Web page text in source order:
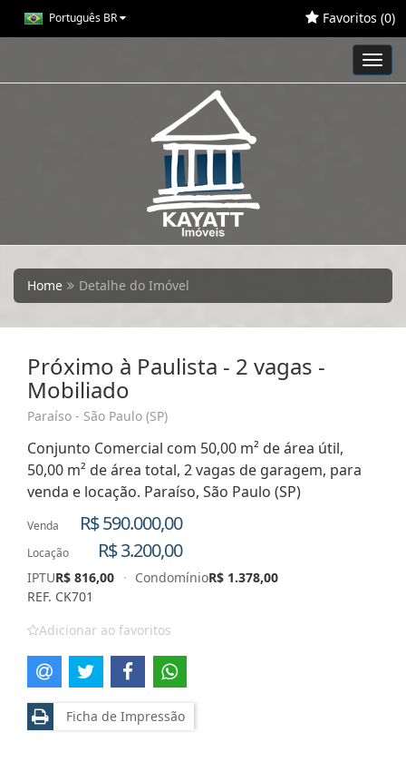
Português BR Favoritos (0)
Home Detalhe do Imóvel
Próximo à Paulista - 2 vagas -
Mobiliado
Paraíso - São Paulo (SP)
Conjunto Comercial com 50,00 m² de área útil,
50,00 m² de área total, 2 vagas de garagem, para
venda e locação. Paraíso, São Paulo (SP)
Venda R$ 590.000,00
Locação R$ 3.200,00
IPTUR$ 816,00 · CondomínioR$ 1.378,00
REF. CK701
Adicionar ao favoritos
Ficha de Impressão